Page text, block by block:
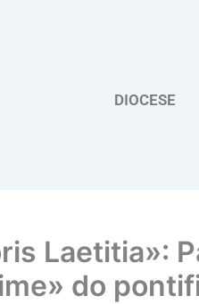
DIOCESE
Laetitia»:
do